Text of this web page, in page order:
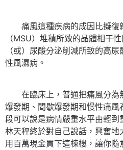
痛風這種疾病的成因比擬復
（MSU）堆積所致的晶體相干
（或）尿酸分泌削減所致的高
性風濕病。
在臨床上，普通把痛風分為
爆發期、間歇爆發期和慢性痛
段可以說是病情嚴重水平由輕到
林天秤終於對自己說話，興奮
用百萬現金買下這棟樓，讓你隨